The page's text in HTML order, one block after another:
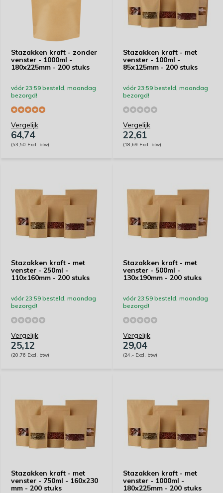
Stazakken kraft - zonder
venster - 1000ml -
180x225mm - 200 stuks
vóór 23:59 besteld, maandag
bezorgd!
Vergelijk
64,74
(53,50 Excl. btw)
Stazakken kraft - met
venster - 100ml -
85x125mm - 200 stuks
vóór 23:59 besteld, maandag
bezorgd!
Vergelijk
22,61
(18,69 Excl. btw)
Stazakken kraft - met
venster - 250ml -
110x160mm - 200 stuks
vóór 23:59 besteld, maandag
bezorgd!
Vergelijk
25,12
(20,76 Excl. btw)
Stazakken kraft - met
venster - 500ml -
130x190mm - 200 stuks
vóór 23:59 besteld, maandag
bezorgd!
Vergelijk
29,04
(24,- Excl. btw)
Stazakken kraft - met
venster - 750ml - 160x230
mm - 200 stuks
Stazakken kraft - met
venster - 1000ml -
180x225mm - 200 stuks